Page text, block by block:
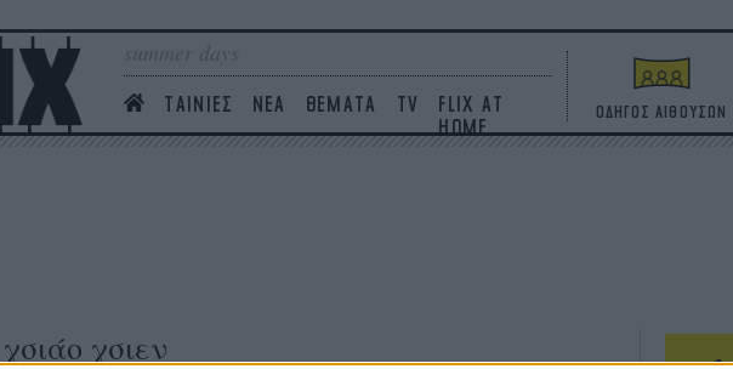
summer days
ΤΑΙΝΙΕΣ ΝΕΑ ΘΕΜΑΤΑ TV
FLIX AT
HOME
ΟΔΗΓΟΣ ΑΙΘΟΥΣΩΝ
χσιεν